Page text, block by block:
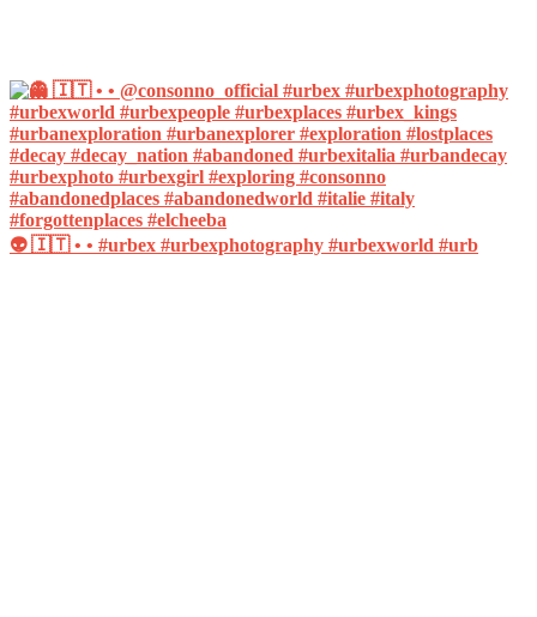
👽 🇮🇹 • • #urbex #urbexphotography #urbexworld #urb